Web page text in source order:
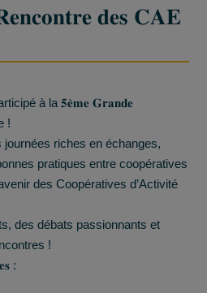
𝐝𝐞𝐬 𝐂𝐀𝐄
à la 𝟓𝐞̀𝐦𝐞 𝐆𝐫𝐚𝐧𝐝𝐞
!
riches en échanges,
pratiques entre coopératives
des Coopératives d’Activité
des débats passionnants et
!
: